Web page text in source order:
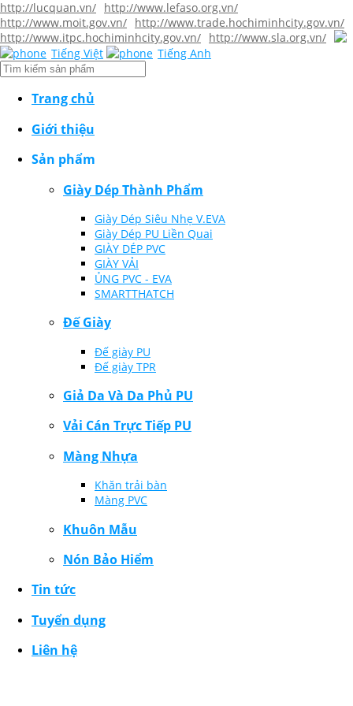
http://lucquan.vn/ http://www.lefaso.org.vn/
http://www.moit.gov.vn/ http://www.trade.hochiminhcity.gov.vn/
http://www.itpc.hochiminhcity.gov.vn/ http://www.sla.org.vn/
Tiếng Việt
Tiếng Anh
Trang chủ
Giới thiệu
Sản phẩm
Giày Dép Thành Phẩm
Giày Dép Siêu Nhẹ V.EVA
Giày Dép PU Liền Quai
GIÀY DÉP PVC
GIÀY VẢI
ỦNG PVC - EVA
SMARTTHATCH
Đế Giày
Đế giày PU
Đế giày TPR
Giả Da Và Da Phủ PU
Vải Cán Trực Tiếp PU
Màng Nhựa
Khăn trải bàn
Màng PVC
Khuôn Mẫu
Nón Bảo Hiểm
Tin tức
Tuyển dụng
Liên hệ